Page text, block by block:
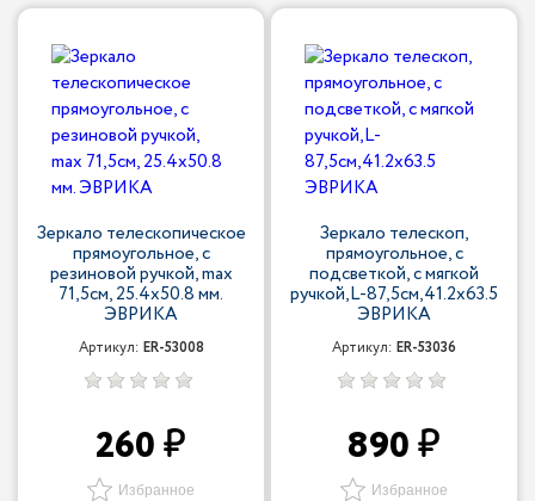
Зеркало телескопическое
прямоугольное, с
резиновой ручкой, max
71,5см, 25.4х50.8 мм.
ЭВРИКА
Артикул: ER-53008
260
Избранное
Зеркало телескоп,
прямоугольное, с
подсветкой, с мягкой
ручкой,L-87,5см,41.2х63.5
ЭВРИКА
Артикул: ER-53036
890
Избранное